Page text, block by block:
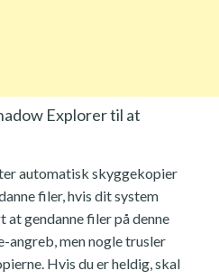
Explorer til at
automatisk skyggekopier
filer, hvis dit system
at gendanne filer på denne
angreb, men nogle trusler
Hvis du er heldig, skal